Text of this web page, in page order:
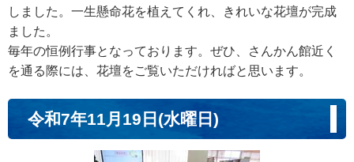
しました。一生懸命花を植えてくれ、きれいな花壇が完成
ました。
毎年の恒例行事となっております。ぜひ、さんかん館近く
を通る際には、花壇をご覧いただければと思います。
令和7年11月19日(水曜日)